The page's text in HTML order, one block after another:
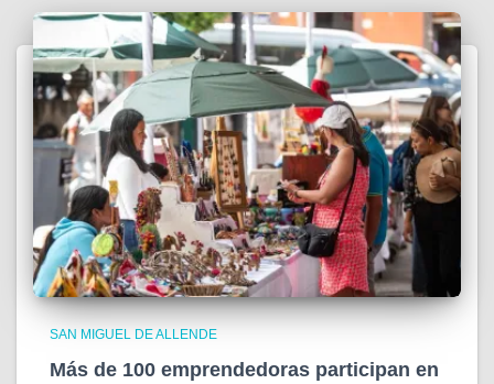
SAN MIGUEL DE ALLENDE
Más de 100 emprendedoras participan en